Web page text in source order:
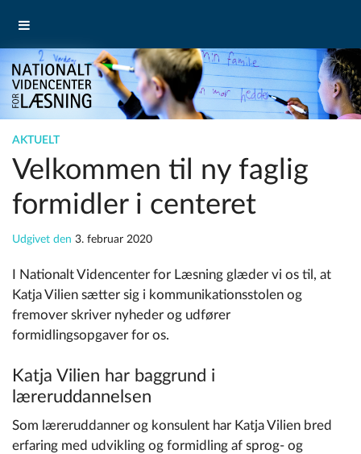
AKTUELT
Velkommen til ny faglig
formidler i centeret
Udgivet den 3. februar 2020
I Nationalt Videncenter for Læsning glæder vi os til, at
Katja Vilien sætter sig i kommunikationsstolen og
fremover skriver nyheder og udfører
formidlingsopgaver for os.
Katja Vilien har baggrund i
læreruddannelsen
Som læreruddanner og konsulent har Katja Vilien bred
erfaring med udvikling og formidling af sprog- og